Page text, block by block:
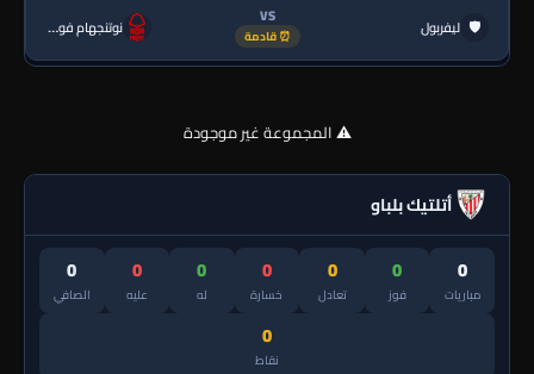
🛡 ليفربول VS
⏰ قادمة نوتنجهام فورست
⚠️ المجموعة غير موجودة
أتلتيك بلباو
0
مباريات
0
فوز
0
تعادل
0
خسارة
0
له
0
عليه
0
الصافي
0
نقاط